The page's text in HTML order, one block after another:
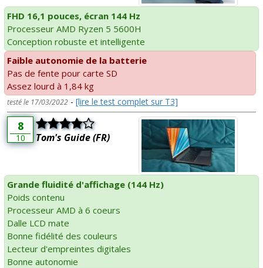
FHD 16,1 pouces, écran 144 Hz
Processeur AMD Ryzen 5 5600H
Conception robuste et intelligente
Faible autonomie de la batterie
Pas de fente pour carte SD
Assez lourd à 1,84 kg
testé le 17/03/2022 - [lire le test complet sur T3]
8
10 Tom's Guide (FR)
Grande fluidité d'affichage (144 Hz)
Poids contenu
Processeur AMD à 6 coeurs
Dalle LCD mate
Bonne fidélité des couleurs
Lecteur d'empreintes digitales
Bonne autonomie